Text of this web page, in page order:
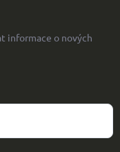
informace o nových